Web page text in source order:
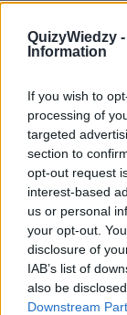
QuizyWiedzy -
Information
If you wish to
processing of
targeted
section to
opt-out request
interest-based
us or personal
your opt-out.
disclosure of
IAB’s list of
also be
Downstream
7
Co to